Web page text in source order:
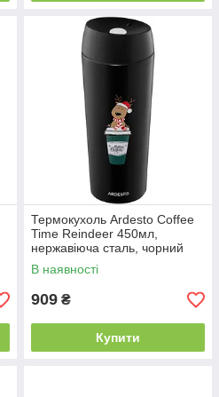
Термокухоль Ardesto Coffee
Time Reindeer 450мл,
нержавіюча сталь, чорний
В наявності
909 ₴
Купити